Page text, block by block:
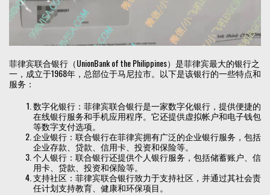
菲律宾联合银行（UnionBank of the Philippines）是菲律宾最大的银行之
一，成立于1968年，总部位于马尼拉市。以下是该银行的一些特点和
服务：
数字化银行：菲律宾联合银行是一家数字化银行，提供便捷的
在线银行服务和手机应用程序。它还提供虚拟帐户和电子钱包
等数字支付选项。
企业银行：联合银行在菲律宾拥有广泛的企业银行服务，包括
企业存款、贷款、信用卡、投资和保险等。
个人银行：联合银行还提供个人银行服务，包括储蓄账户、信
用卡、贷款、投资和保险等。
支持社区：菲律宾联合银行致力于支持社区，并通过其社会责
任计划支持教育、健康和环保项目。